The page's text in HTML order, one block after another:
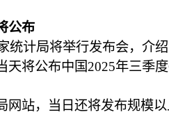
公布
计局将举行发布会，介
天将公布中国2025年三季
站，当日还将发布规模以